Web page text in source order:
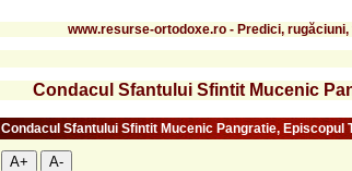
www.resurse-ortodoxe.ro - Predici,
Condacul Sfantului Sfintit Mucenic
Condacul Sfantului Sfintit Mucenic Pangratie, Episcopul
A+ A-